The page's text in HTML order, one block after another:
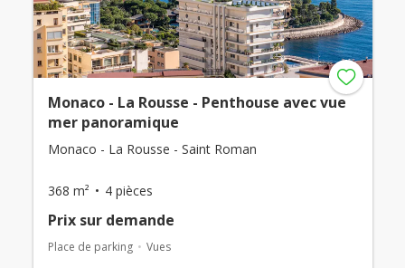
Monaco - La Rousse - Penthouse avec vue
mer panoramique
Monaco - La Rousse - Saint Roman
368 m² 4 pièces
Prix ​​sur demande
Place de parking Vues